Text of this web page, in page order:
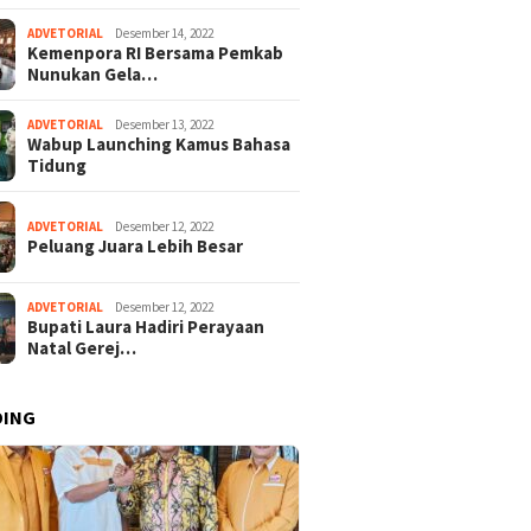
ADVETORIAL Desember 14, 2022
Kemenpora RI Bersama Pemkab
Nunukan Gela…
ADVETORIAL Desember 13, 2022
Wabup Launching Kamus Bahasa
Tidung
ADVETORIAL Desember 12, 2022
Peluang Juara Lebih Besar
ADVETORIAL Desember 12, 2022
Bupati Laura Hadiri Perayaan
Natal Gerej…